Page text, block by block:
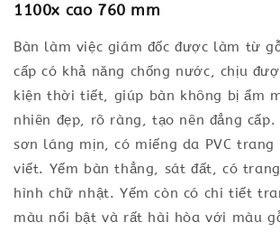
1100x cao 760 mm
Bàn làm việc giám đốc được làm từ
cấp có khả năng chống nước, chịu
kiện thời tiết, giúp bàn không bị ẩm
nhiên đẹp, rõ ràng, tạo nên đẳng
sơn láng mịn, có miếng da PVC
viết. Yếm bàn thẳng, sát đất, có
hình chữ nhật. Yếm còn có chi tiết
màu nổi bật và rất hài hòa với màu